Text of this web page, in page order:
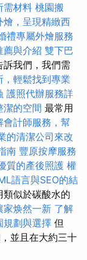
需材料 桃園搬
燴，呈現精緻西
禮專屬外燴服務
薦與介紹 雙下巴
我們，我們需
，輕鬆找到專業
護照代辦服務詳
潔的空間 最常用
會計師服務，幫
的清潔公司來改
南 豐原按摩服務
質的產後照護 權
語言與SEO的結
似於碳酸水的
家焕然一新 了解
規劃與選擇 但
並且在大約三十